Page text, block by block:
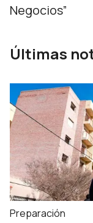
Negocios”
Últimas
Preparación